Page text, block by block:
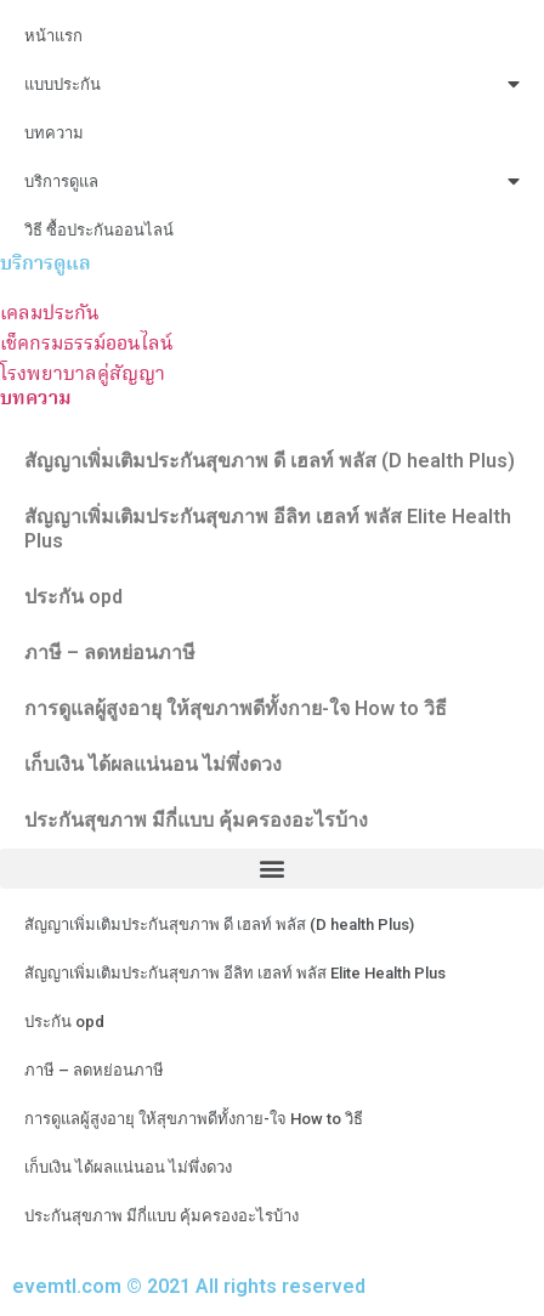
หน้าแรก
แบบประกัน
บทความ
บริการดูแล
วิธี ซื้อประกันออนไลน์
บริการดูแล
เคลมประกัน
เช็คกรมธรรม์ออนไลน์
โรงพยาบาลคู่สัญญา
บทความ
สัญญาเพิ่มเติมประกันสุขภาพ ดี เฮลท์ พลัส (D health Plus)
สัญญาเพิ่มเติมประกันสุขภาพ อีลิท เฮลท์ พลัส Elite Health
Plus
ประกัน opd
ภาษี – ลดหย่อนภาษี
การดูแลผู้สูงอายุ ให้สุขภาพดีทั้งกาย-ใจ How to วิธี
เก็บเงิน ได้ผลแน่นอน ไม่พึ่งดวง
ประกันสุขภาพ มีกี่แบบ คุ้มครองอะไรบ้าง
สัญญาเพิ่มเติมประกันสุขภาพ ดี เฮลท์ พลัส (D health Plus)
สัญญาเพิ่มเติมประกันสุขภาพ อีลิท เฮลท์ พลัส Elite Health Plus
ประกัน opd
ภาษี – ลดหย่อนภาษี
การดูแลผู้สูงอายุ ให้สุขภาพดีทั้งกาย-ใจ How to วิธี
เก็บเงิน ได้ผลแน่นอน ไม่พึ่งดวง
ประกันสุขภาพ มีกี่แบบ คุ้มครองอะไรบ้าง
evemtl.com © 2021 All rights reserved